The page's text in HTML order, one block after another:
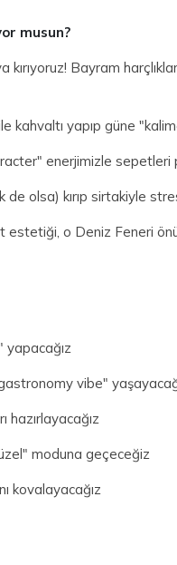
musun?
kırıyoruz! Bayram
kahvaltı yapıp güne
enerjimizle sepetleri
olsa) kırıp sirtakiyle
o Deniz Feneri
yapacağız
vibe"
hazırlayacağız
moduna geçeceğiz
kovalayacağız